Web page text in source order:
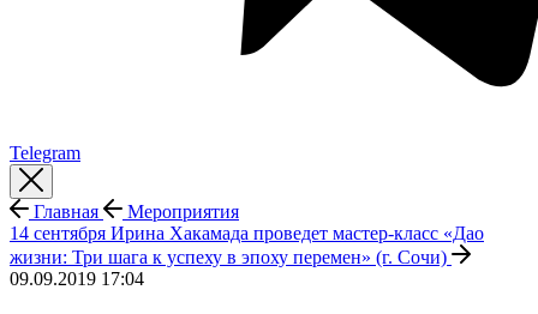
Telegram
Главная
Мероприятия
14 сентября Ирина Хакамада проведет мастер-класс «Дао
жизни: Три шага к успеху в эпоху перемен» (г. Сочи)
09.09.2019 17:04